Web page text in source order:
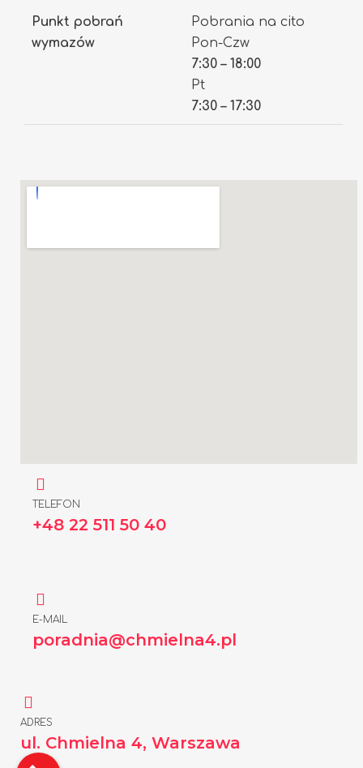
Punkt pobrań
wymazów
Pobrania na cito
Pon-Czw
7:30 – 18:00
Pt
7:30 – 17:30
TELEFON
+48 22 511 50 40
E-MAIL
poradnia@chmielna4.pl
ADRES
ul. Chmielna 4, Warszawa